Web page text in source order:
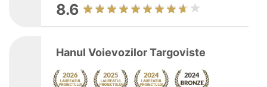
8.6
Hanul Voievozilor Targoviste